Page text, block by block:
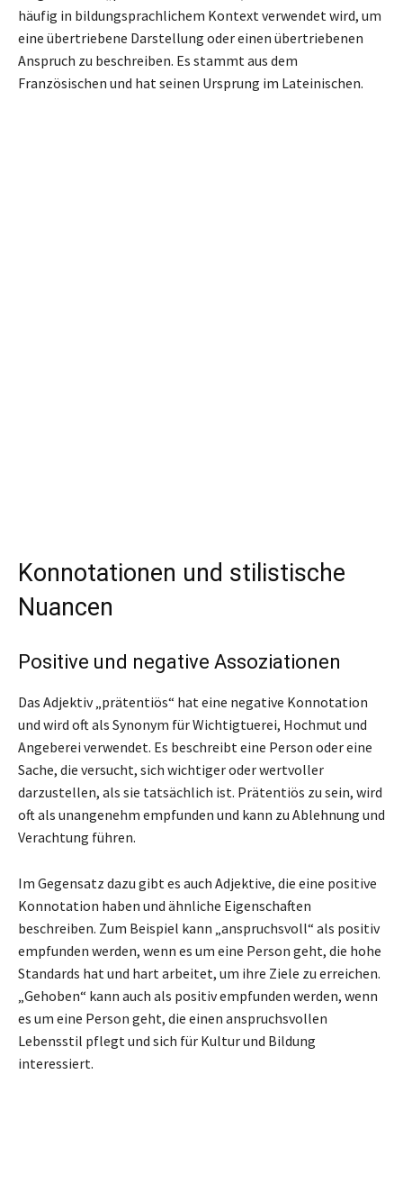
häufig in bildungsprachlichem Kontext verwendet wird, um
eine übertriebene Darstellung oder einen übertriebenen
Anspruch zu beschreiben. Es stammt aus dem
Französischen und hat seinen Ursprung im Lateinischen.
Konnotationen und stilistische
Nuancen
Positive und negative Assoziationen
Das Adjektiv „prätentiös“ hat eine negative Konnotation
und wird oft als Synonym für Wichtigtuerei, Hochmut und
Angeberei verwendet. Es beschreibt eine Person oder eine
Sache, die versucht, sich wichtiger oder wertvoller
darzustellen, als sie tatsächlich ist. Prätentiös zu sein, wird
oft als unangenehm empfunden und kann zu Ablehnung und
Verachtung führen.
Im Gegensatz dazu gibt es auch Adjektive, die eine positive
Konnotation haben und ähnliche Eigenschaften
beschreiben. Zum Beispiel kann „anspruchsvoll“ als positiv
empfunden werden, wenn es um eine Person geht, die hohe
Standards hat und hart arbeitet, um ihre Ziele zu erreichen.
„Gehoben“ kann auch als positiv empfunden werden, wenn
es um eine Person geht, die einen anspruchsvollen
Lebensstil pflegt und sich für Kultur und Bildung
interessiert.